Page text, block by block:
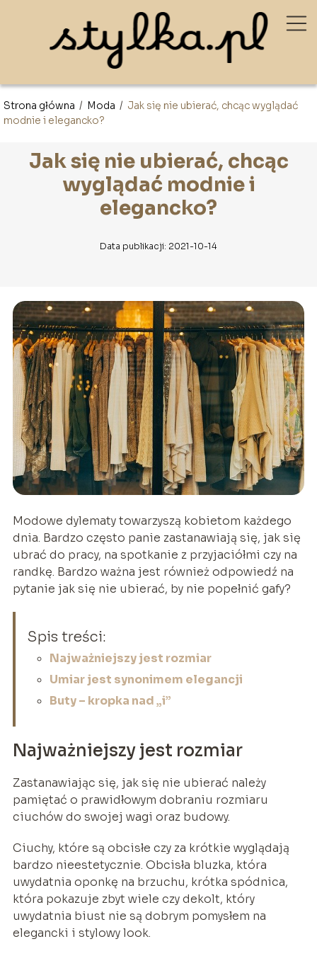
Strona główna / Moda / Jak się nie ubierać, chcąc wyglądać
modnie i elegancko?
Jak się nie ubierać, chcąc
wyglądać modnie i
elegancko?
Data publikacji: 2021-10-14
Modowe dylematy towarzyszą kobietom każdego
dnia. Bardzo często panie zastanawiają się, jak się
ubrać do pracy, na spotkanie z przyjaciółmi czy na
randkę. Bardzo ważna jest również odpowiedź na
pytanie jak się nie ubierać, by nie popełnić gafy?
Spis treści:
Najważniejszy jest rozmiar
Umiar jest synonimem elegancji
Buty – kropka nad „i”
Najważniejszy jest rozmiar
Zastanawiając się, jak się nie ubierać należy
pamiętać o prawidłowym dobraniu rozmiaru
ciuchów do swojej wagi oraz budowy.
Ciuchy, które są obcisłe czy za krótkie wyglądają
bardzo nieestetycznie. Obcisła bluzka, która
uwydatnia oponkę na brzuchu, krótka spódnica,
która pokazuje zbyt wiele czy dekolt, który
uwydatnia biust nie są dobrym pomysłem na
elegancki i stylowy look.